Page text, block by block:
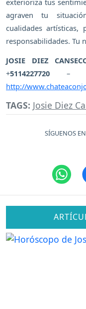
exterioriza tus
agraven tu
cualidades
responsabilidades. Tu
JOSIE DIEZ
+5114227720 –
http://
TAGS: Josie Diez
SÍGUENOS